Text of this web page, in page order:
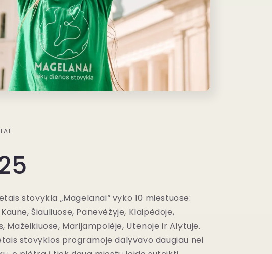
stovykla „Magelanai“ vyko 10 miestuose:
Šiauliuose, Panevėžyje, Klaipėdoje,
Mažeikiuose, Marijampolėje, Utenoje ir Alytuje.
stovyklos programoje dalyvavo daugiau nei